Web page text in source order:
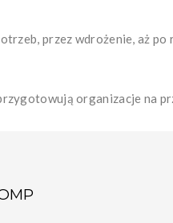
przez wdrożenie, aż po
organizacje na